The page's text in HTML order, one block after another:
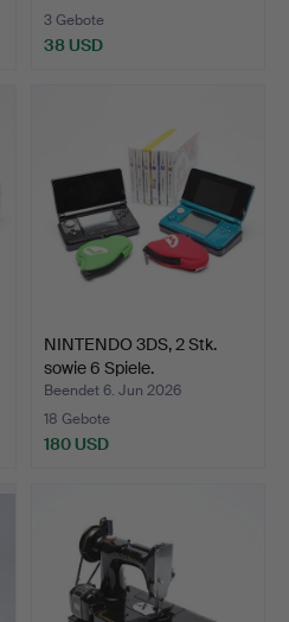
3 Gebote
38 USD
NINTENDO 3DS, 2 Stk.
sowie 6 Spiele.
Beendet 6. Jun 2026
18 Gebote
180 USD